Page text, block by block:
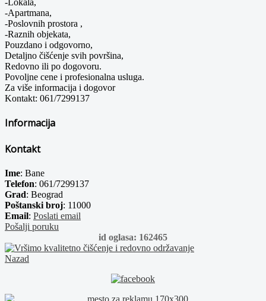
-Lokala,
-Apartmana,
-Poslovnih prostora ,
-Raznih objekata,
Pouzdano i odgovorno,
Detaljno čišćenje svih površina,
Redovno ili po dogovoru.
Povoljne cene i profesionalna usluga.
Za više informacija i dogovor
Kontakt: 061/7299137
Informacija
Kontakt
Ime: Bane
Telefon: 061/7299137
Grad: Beograd
Poštanski broj: 11000
Email: Poslati email
Pošalji poruku
id oglasa: 162465
Nazad